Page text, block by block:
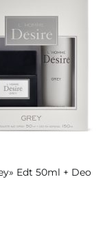
Edt 50ml + Deo